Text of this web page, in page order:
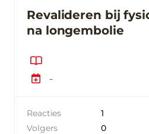
Revalideren bij
na longembolie
-
Reacties
1
Volgers
0